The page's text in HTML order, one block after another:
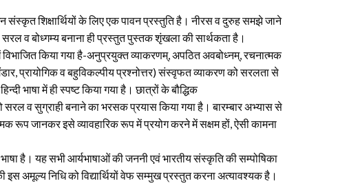
शिक्षार्थियों के लिए एक पावन प्रस्तुति है। नीरस व दुरुह समझे जाने
व बोध्गम्य बनाना ही प्रस्तुत पुस्तक शृंखला की सार्थकता है।
किया गया है-अनुप्रयुक्त व्याकरणम्, अपठित अवबोध्नम्, रचनात्मक
प्रायोगिक व बहुविकल्पीय प्रश्नोत्तर) संस्वृफत व्याकरण को सरलता से
भाषा में ही स्पष्ट किया गया है। छात्रों के बौद्धिक
सरल व सुग्राही बनाने का भरसक प्रयास किया गया है। बारम्बार अभ्यास से
रूप जानकर इसे व्यावहारिक रूप में प्रयोग करने में सक्षम हों, ऐसी कामना
है। यह सभी आर्यभाषाओं की जननी एवं भारतीय संस्कृति की सम्पोषिका
इस अमूल्य निधि को विद्यार्थियों वेफ सम्मुख प्रस्तुत करना अत्यावश्यक है।